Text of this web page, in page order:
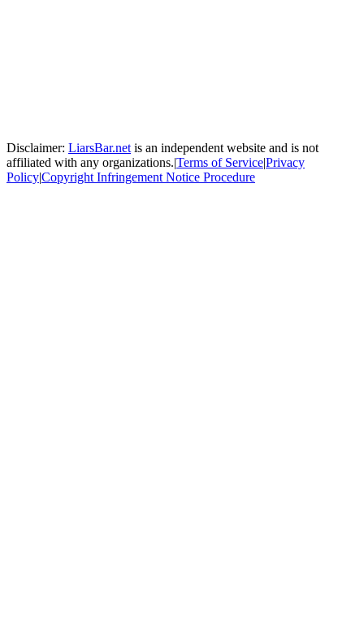
Disclaimer: LiarsBar.net is an independent website and is not
affiliated with any organizations.|Terms of Service|Privacy
Policy|Copyright Infringement Notice Procedure